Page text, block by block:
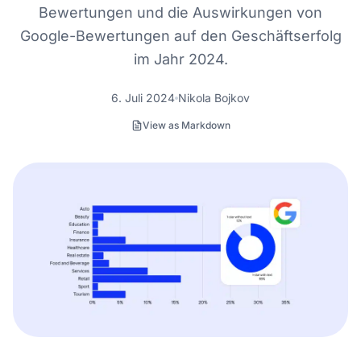
Bewertungen und die Auswirkungen von
Google-Bewertungen auf den Geschäftserfolg
im Jahr 2024.
6. Juli 2024 Nikola Bojkov
View as Markdown